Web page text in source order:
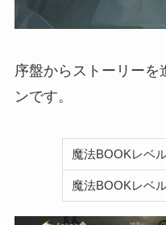
序盤からストーリーを
ンです。
魔法BOOKレベ
魔法BOOKレベ